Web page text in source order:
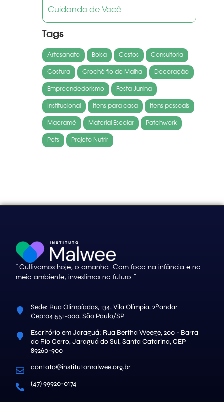
Cuidando de Você
Tags
Artesanato Bolsa Cestos Consultoria
Costura Crochê fio de Malha Decoração
Empreendedorismo Festa Junina
Institucional Itens para casa Itens pessoais
Macramê Material Escolar Patchwork
Pets Projeto Nutrir
“Cultivamos hoje, o amanhã. Com foco na infância e no
meio ambiente, investimos no futuro.”
Sede: Rua Olimpíadas, 134, Vila Olímpia, 2ºandar
Cep:04.551-000, São Paulo/SP
Escritório em Jaraguá: Rua Bertha Weege, 200 - Barra
do Rio Cerro, Jaraguá do Sul, Santa Catarina, CEP
89260-900
contato@institutomalwee.org.br
(47) 99920-0174